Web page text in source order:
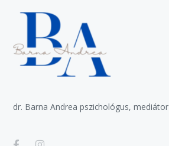
dr. Barna Andrea pszichológus, mediátor